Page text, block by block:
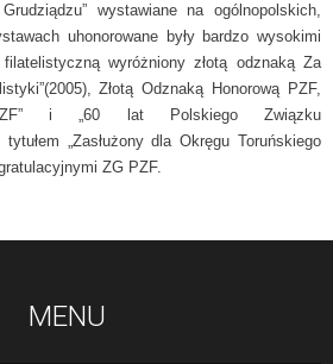
wystawiane na ogólnopolskich,
uhonorowane były bardzo wysokimi
wyróżniony złotą odznaką Za
Złotą Odznaką Honorową PZF,
i „60 lat Polskiego Związku
tytułem „Zasłużony dla Okręgu Toruńskiego
ZG PZF.
MENU